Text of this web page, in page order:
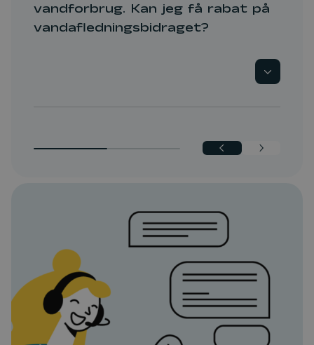
Du må som privat også gerne udføre
mere i vores pjece "Vedligehold af private
vandforbrug. Kan jeg få rabat på
vandafledningsbidraget?
fradrag i vandafledningsbidraget, hvis der
er sket et vandspild fra skjulte
vandet ikke er ledt til kloakken. Bemærk, at
Læs mere om reglerne for refusion her